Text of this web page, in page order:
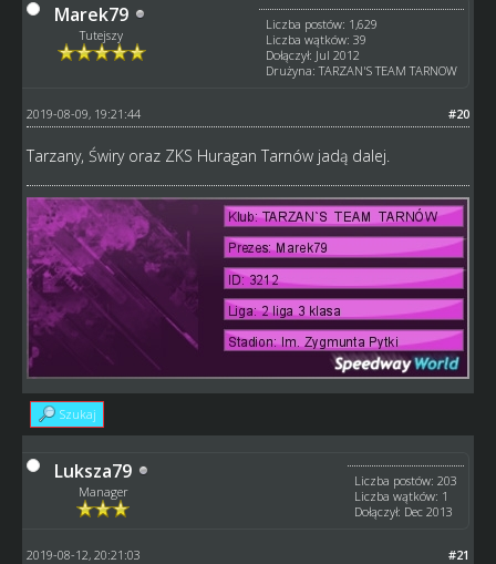
Marek79
Tutejszy
Liczba postów: 1,629
Liczba wątków: 39
Dołączył: Jul 2012
Drużyna: TARZAN'S TEAM TARNOW
#20
2019-08-09, 19:21:44
Tarzany, Świry oraz ZKS Huragan Tarnów jadą dalej.
Szukaj
Luksza79
Manager
Liczba postów: 203
Liczba wątków: 1
Dołączył: Dec 2013
#21
2019-08-12, 20:21:03